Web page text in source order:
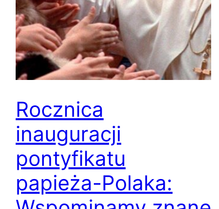
Rocznica
inauguracji
pontyfikatu
papieża-Polaka: